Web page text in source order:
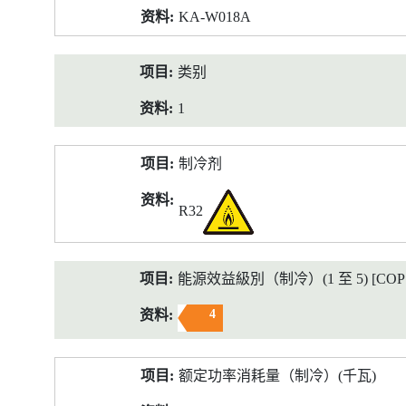
KA-W018A
类别
1
制冷剂
R32
能源效益級別（制冷）(1 至 5) [COP
4
额定功率消耗量（制冷）(千瓦)